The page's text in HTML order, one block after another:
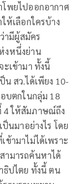
พยไปออกอากาศ
ห้เลือกใครบ้าง
มีผู้สมัคร
งหนึ่งย่าน
ะเข้ามา ทั้งนี้
สว.ได้เพียง 10-
บตกในกลุ่ม 18
4 ให้สัมภาษณ์ถึง
นมาอย่างไร โดย
ข้ามาไม่ได้เพราะ
ามารถค้นหาได้
ธิปไตย ทั้งนี้ ตน